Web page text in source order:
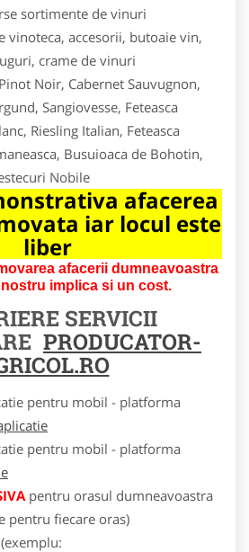
sortimente de vinuri
vinoteca, accesorii, butoaie vin,
crame de vinuri
Noir, Cabernet Sauvugnon,
Sangiovesse, Feteasca
Riesling Italian, Feteasca
Busuioaca de Bohotin,
Nobile
afacerea
iar locul este
liber
afacerii dumneavoastra
implica si un cost.
SERVICII
PRODUCATOR-
pentru mobil - platforma
pentru mobil - platforma
pentru orasul dumneavoastra
pentru fiecare oras)